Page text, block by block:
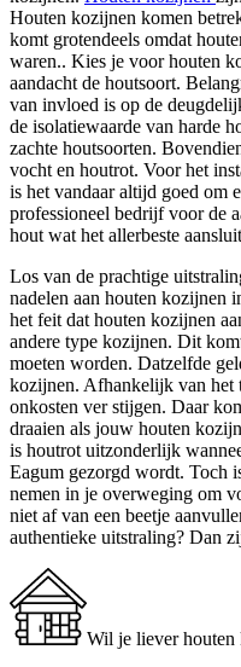
Houten kozijnen komen
komt grotendeels omdat
waren.. Kies je voor houten
aandacht de houtsoort.
van invloed is op de
de isolatiewaarde van harde
zachte houtsoorten.
vocht en houtrot. Voor het
is het vandaar altijd goed om
professioneel bedrijf voor de
hout wat het allerbeste
Los van de prachtige
nadelen aan houten kozijnen
het feit dat houten kozijnen
andere type kozijnen. Dit
moeten worden. Datzelfde
kozijnen. Afhankelijk van het
onkosten ver stijgen. Daar
draaien als jouw houten
is houtrot uitzonderlijk
Eagum gezorgd wordt. Toch
nemen in je overweging om
niet af van een beetje
authentieke uitstraling? Dan
Wil je liever houten